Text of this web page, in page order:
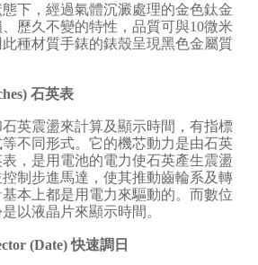
下，經過氣體沉澱處理的金色鈦金
歷久不變的特性，品質可與10微米
種材質手錶的錶殼呈現黑色金屬質
石英表
英震盪來計算及顯示時間，有指標
不同形式。它的機芯動力是由石英
，是用電池的電力使石英產生震盪
制步進馬達，使其推動齒輪系及轉
本上都是用電力來驅動的。而數位
以液晶片來顯示時間。
(Date)快速調日